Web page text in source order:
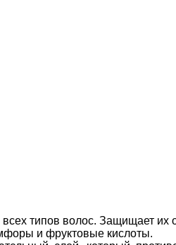
типов волос. Защищает их
и фруктовые кислоты.